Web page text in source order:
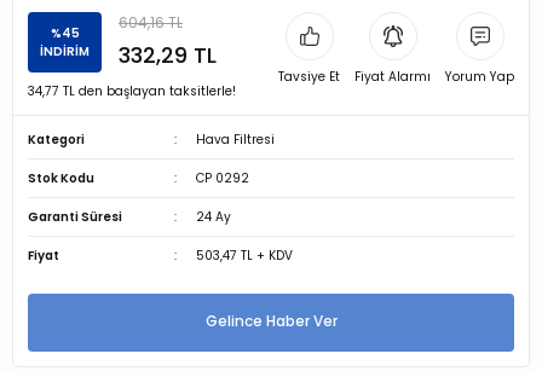
%45
İNDİRİM
604,16 TL
332,29 TL
34,77 TL den başlayan taksitlerle!
Tavsiye Et Fiyat Alarmı Yorum Yap
Kategori Hava Filtresi
Stok Kodu CP 0292
Garanti Süresi 24 Ay
Fiyat 503,47 TL + KDV
Gelince Haber Ver